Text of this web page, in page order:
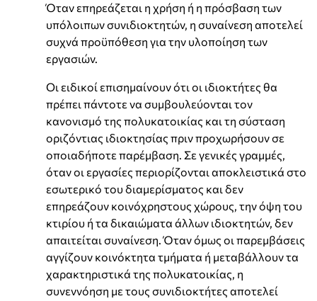
Όταν επηρεάζεται η χρήση ή η πρόσβαση των
υπόλοιπων συνιδιοκτητών, η συναίνεση αποτελεί
συχνά προϋπόθεση για την υλοποίηση των
εργασιών.
Οι ειδικοί επισημαίνουν ότι οι ιδιοκτήτες θα
πρέπει πάντοτε να συμβουλεύονται τον
κανονισμό της πολυκατοικίας και τη σύσταση
οριζόντιας ιδιοκτησίας πριν προχωρήσουν σε
οποιαδήποτε παρέμβαση. Σε γενικές γραμμές,
όταν οι εργασίες περιορίζονται αποκλειστικά στο
εσωτερικό του διαμερίσματος και δεν
επηρεάζουν κοινόχρηστους χώρους, την όψη του
κτιρίου ή τα δικαιώματα άλλων ιδιοκτητών, δεν
απαιτείται συναίνεση. Όταν όμως οι παρεμβάσεις
αγγίζουν κοινόκτητα τμήματα ή μεταβάλλουν τα
χαρακτηριστικά της πολυκατοικίας, η
συνεννόηση με τους συνιδιοκτήτες αποτελεί